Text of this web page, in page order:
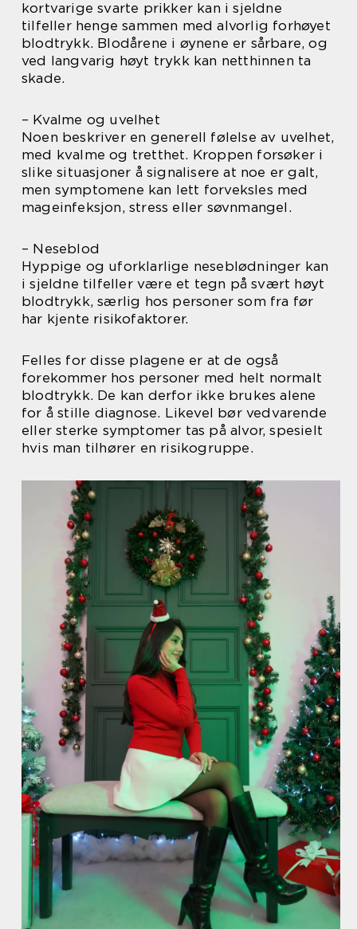
kortvarige svarte prikker kan i sjeldne
tilfeller henge sammen med alvorlig forhøyet
blodtrykk. Blodårene i øynene er sårbare, og
ved langvarig høyt trykk kan netthinnen ta
skade.
– Kvalme og uvelhet
Noen beskriver en generell følelse av uvelhet,
med kvalme og tretthet. Kroppen forsøker i
slike situasjoner å signalisere at noe er galt,
men symptomene kan lett forveksles med
mageinfeksjon, stress eller søvnmangel.
– Neseblod
Hyppige og uforklarlige neseblødninger kan
i sjeldne tilfeller være et tegn på svært høyt
blodtrykk, særlig hos personer som fra før
har kjente risikofaktorer.
Felles for disse plagene er at de også
forekommer hos personer med helt normalt
blodtrykk. De kan derfor ikke brukes alene
for å stille diagnose. Likevel bør vedvarende
eller sterke symptomer tas på alvor, spesielt
hvis man tilhører en risikogruppe.